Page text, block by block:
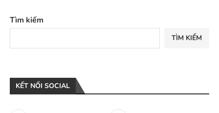
Tìm kiếm
TÌM KIẾM
KẾT NỐI SOCIAL